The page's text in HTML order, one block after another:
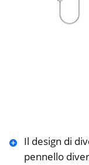
Il design di
pennello